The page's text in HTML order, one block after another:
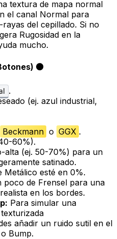
textura de mapa normal
el canal Normal para
del cepillado. Si no
Rugosidad en la
mucho.
⚫
.
(ej. azul industrial,
Beckmann o GGX .
60%).
alta (ej. 50-70%) para un
satinado.
Metálico esté en 0%.
poco de Frensel para una
en los bordes.
Para simular una
añadir un ruido sutil en el
o Bump.